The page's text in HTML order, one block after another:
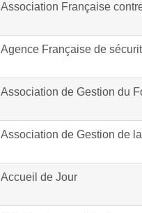
Association Française
Agence Française de
Association de Gestion du
Association de Gestion de
Accueil de Jour